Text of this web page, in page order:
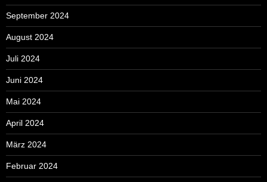
September 2024
August 2024
Juli 2024
Juni 2024
Mai 2024
April 2024
März 2024
Februar 2024